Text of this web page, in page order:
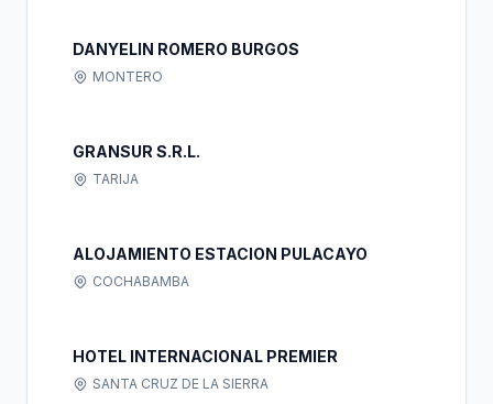
DANYELIN ROMERO BURGOS
MONTERO
GRANSUR S.R.L.
TARIJA
ALOJAMIENTO ESTACION PULACAYO
COCHABAMBA
HOTEL INTERNACIONAL PREMIER
SANTA CRUZ DE LA SIERRA